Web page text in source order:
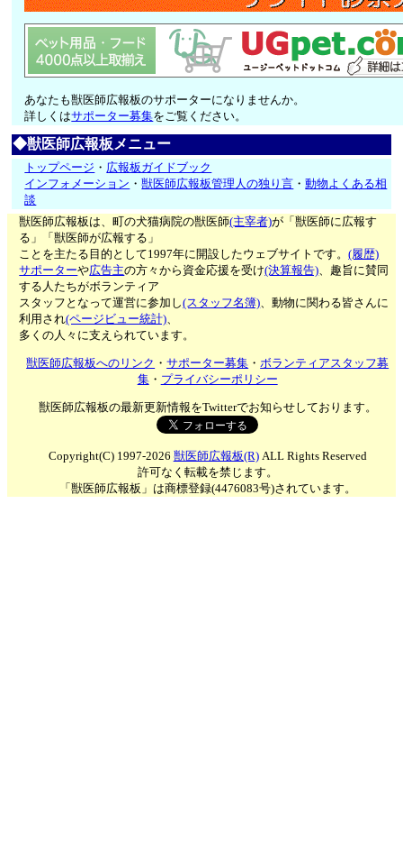
あなたも獣医師広報板のサポーターになりませんか。
詳しくはサポーター募集をご覧ください。
◆獣医師広報板メニュー
トップページ ・ 広報板ガイドブック
インフォメーション ・獣医師広報板管理人の独り言 ・動物よくある相
談
獣医師広報板は、町の犬猫病院の獣医師(主宰者)が「獣医師に広報す
る」「獣医師が広報する」
ことを主たる目的として1997年に開設したウェブサイトです。(履歴)
サポーターや広告主の方々から資金応援を受け(決算報告)、趣旨に賛同
する人たちがボランティア
スタッフとなって運営に参加し(スタッフ名簿)、動物に関わる皆さんに
利用され(ページビュー統計)、
多くの人々に支えられています。
獣医師広報板へのリンク ・サポーター募集 ・ボランティアスタッフ募
集・ プライバシーポリシー
獣医師広報板の最新更新情報をTwitterでお知らせしております。
Copyright(C) 1997-2026 獣医師広報板(R)ALL Rights Reserved
許可なく転載を禁じます。
「獣医師広報板」は商標登録(4476083号)されています。